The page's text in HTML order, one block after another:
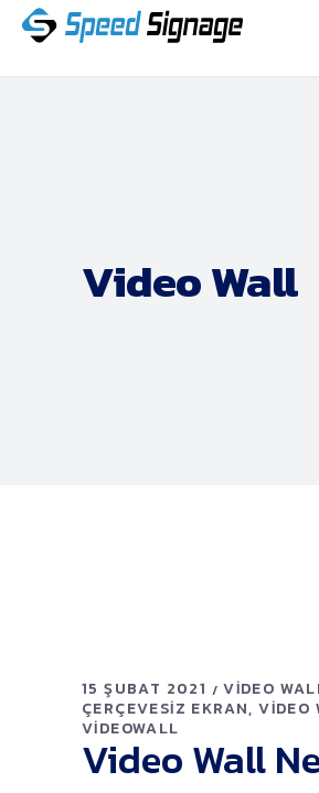
Video Wall
15 ŞUBAT 2021
VIDEO
ÇERÇEVESIZ EKRAN VIDEO
VIDEOWALL
Video Wall